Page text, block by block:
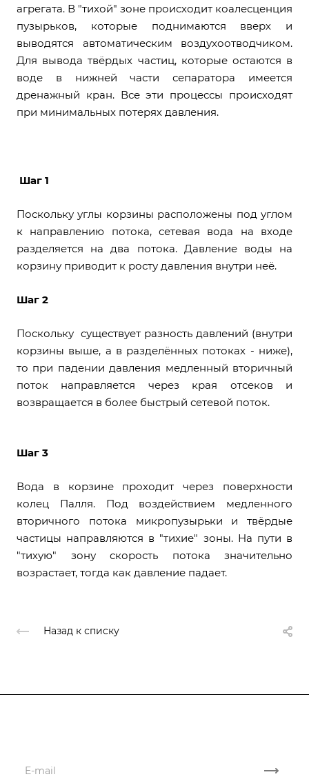
агрегата. В "тихой" зоне происходит коалесценция
пузырьков, которые поднимаются вверх и
выводятся автоматическим воздухоотводчиком.
Для вывода твёрдых частиц, которые остаются в
воде в нижней части сепаратора имеется
дренажный кран. Все эти процессы происходят
при минимальных потерях давления.
Шаг 1
Поскольку углы корзины расположены под углом
к направлению потока, сетевая вода на входе
разделяется на два потока. Давление воды на
корзину приводит к росту давления внутри неё.
Шаг 2
Поскольку существует разность давлений (внутри
корзины выше, а в разделённых потоках - ниже),
то при падении давления медленный вторичный
поток направляется через края отсеков и
возвращается в более быстрый сетевой поток.
Шаг 3
Вода в корзине проходит через поверхности
колец Палля. Под воздействием медленного
вторичного потока микропузырьки и твёрдые
частицы направляются в "тихие" зоны. На пути в
"тихую" зону скорость потока значительно
возрастает, тогда как давление падает.
Назад к списку